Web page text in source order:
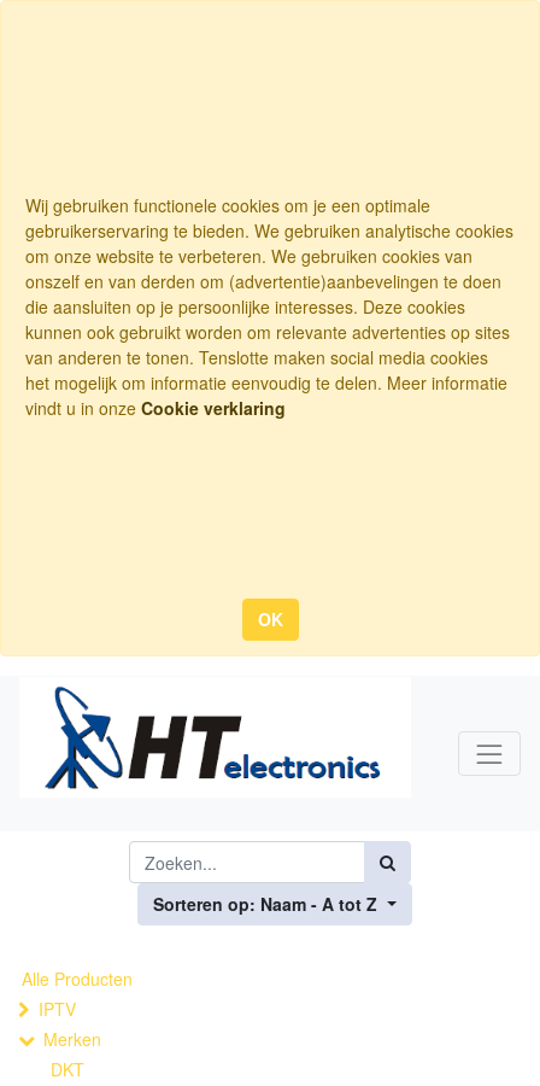
Wij gebruiken functionele cookies om je een optimale
gebruikerservaring te bieden. We gebruiken analytische cookies
om onze website te verbeteren. We gebruiken cookies van
onszelf en van derden om (advertentie)aanbevelingen te doen
die aansluiten op je persoonlijke interesses. Deze cookies
kunnen ook gebruikt worden om relevante advertenties op sites
van anderen te tonen. Tenslotte maken social media cookies
het mogelijk om informatie eenvoudig te delen. Meer informatie
vindt u in onze Cookie verklaring
OK
Sorteren op: Naam - A tot Z
Alle Producten
IPTV
Merken
DKT